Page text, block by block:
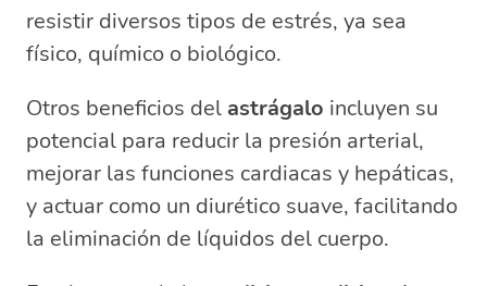
resistir diversos tipos de estrés, ya sea
físico, químico o biológico.
Otros beneficios del astrágalo incluyen su
potencial para reducir la presión arterial,
mejorar las funciones cardiacas y hepáticas,
y actuar como un diurético suave, facilitando
la eliminación de líquidos del cuerpo.